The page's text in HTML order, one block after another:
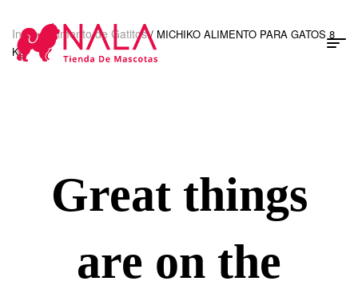
Inicio/ Alimento de Gatitos/ MICHIKO ALIMENTO PARA GATOS 8
Kg
Great things
are on the